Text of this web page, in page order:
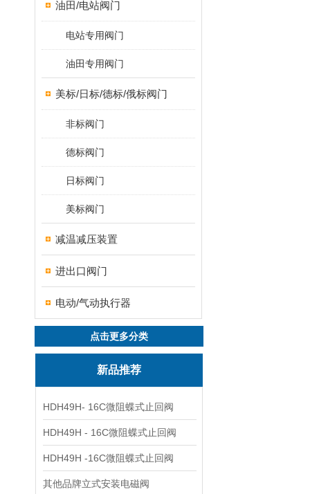
油田/电站阀门
电站专用阀门
油田专用阀门
美标/日标/德标/俄标阀门
非标阀门
德标阀门
日标阀门
美标阀门
减温减压装置
进出口阀门
电动/气动执行器
点击更多分类
新品推荐
HDH49H- 16C微阻蝶式止回阀
HDH49H - 16C微阻蝶式止回阀
HDH49H -16C微阻蝶式止回阀
其他品牌立式安装电磁阀